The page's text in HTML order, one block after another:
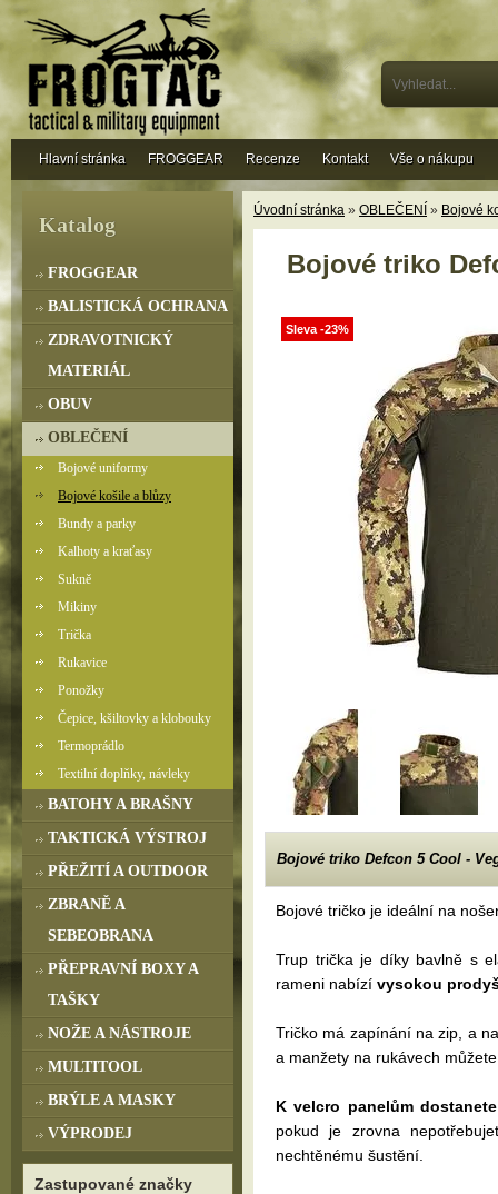
Úvodní stránka » OBLEČENÍ » Bojové
Bojové triko
Sleva -23%
Bojové triko Defcon 5 Cool -
Bojové tričko je ideální na
Trup trička je díky bavlně s
rameni nabízí vysokou
Tričko má zapínání na zip, a
a manžety na rukávech
K velcro panelům
pokud je zrovna
nechtěnému šustění.
Katalog
FROGGEAR
BALISTICKÁ OCHRANA
ZDRAVOTNICKÝ
MATERIÁL
OBUV
OBLEČENÍ
Bojové uniformy
Bojové košile a blůzy
Bundy a parky
Kalhoty a kraťasy
Sukně
Mikiny
Trička
Rukavice
Ponožky
Čepice, kšiltovky a klobouky
Termoprádlo
Textilní doplňky, návleky
BATOHY A BRAŠNY
TAKTICKÁ VÝSTROJ
PŘEŽITÍ A OUTDOOR
ZBRANĚ A
SEBEOBRANA
PŘEPRAVNÍ BOXY A
TAŠKY
NOŽE A NÁSTROJE
MULTITOOL
BRÝLE A MASKY
VÝPRODEJ
Zastupované značky
Hlavní stránka FROGGEAR Recenze Kontakt Vše o nákupu